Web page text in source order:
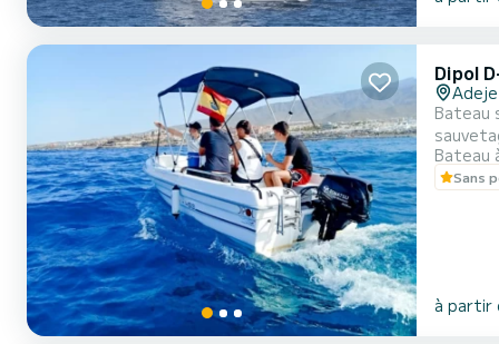
Dipol
Adeje
Bateau
maximum). Idéal pour les familles avec enfants, les couples ou les amis. Louez ce bateau
Bateau
Sans
à partir